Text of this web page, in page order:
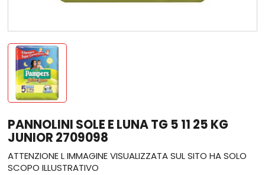
PANNOLINI SOLE E LUNA TG 5 11 25 KG
JUNIOR 2709098
ATTENZIONE L IMMAGINE VISUALIZZATA SUL SITO HA SOLO
SCOPO ILLUSTRATIVO